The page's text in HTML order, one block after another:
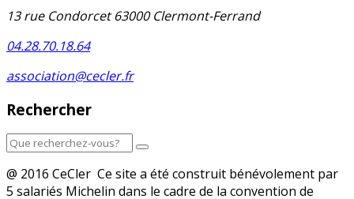
13 rue Condorcet 63000 Clermont-Ferrand
04.28.70.18.64
association@cecler.fr
Rechercher
@ 2016 CeCler Ce site a été construit bénévolement par
5 salariés Michelin dans le cadre de la convention de